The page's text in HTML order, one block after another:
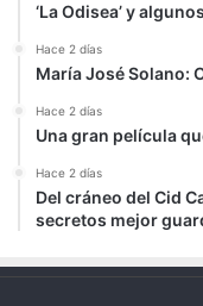
‘La Odisea’ y
Hace 2 días
María José Solano:
Hace 2 días
Una gran película
Hace 2 días
Del cráneo del Cid
secretos mejor